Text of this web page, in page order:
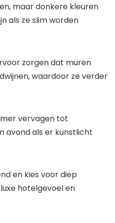
maar donkere kleuren
als ze slim worden
zorgen dat muren
waardoor ze verder
vervagen tot
avond als er kunstlicht
en kies voor diep
hotelgevoel en